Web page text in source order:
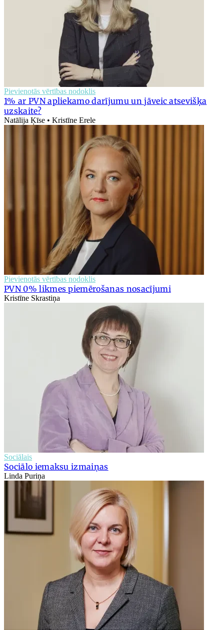
Pievienotās vērtības nodoklis
1% ar PVN apliekamo darījumu un jāveic atsevišķa
uzskaite?
Natālija Ķīse • Kristīne Erele
Pievienotās vērtības nodoklis
PVN 0% likmes piemērošanas nosacījumi
Kristīne Skrastiņa
Sociālais
Sociālo iemaksu izmaiņas
Linda Puriņa